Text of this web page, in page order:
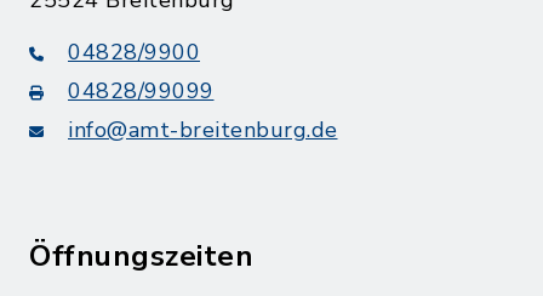
04828/9900
04828/99099
info@amt-breitenburg.de
Öffnungszeiten